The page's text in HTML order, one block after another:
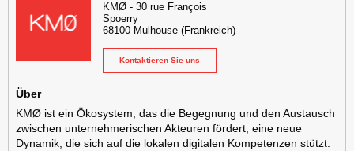
KMØ- 30 rue François
Spoerry
68100 Mulhouse (Frankreich)
Kontaktieren Sie uns
Über
KMØ ist ein Ökosystem, das die Begegnung und den Austausch
zwischen unternehmerischen Akteuren fördert, eine neue
Dynamik, die sich auf die lokalen digitalen Kompetenzen stützt.